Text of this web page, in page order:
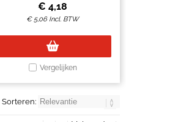
€ 4,18
€ 5,06 Incl. BTW
Vergelijken
Sorteren: